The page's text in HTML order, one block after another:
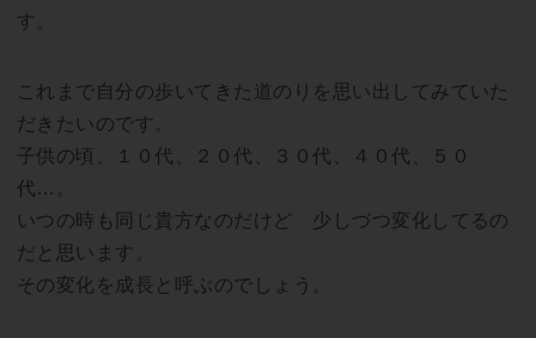
す。
これまで自分の歩いてきた道のりを思い出してみていた
だきたいのです。
子供の頃、１０代、２０代、３０代、４０代、５０
代…。
いつの時も同じ貴方なのだけど 少しづつ変化してるの
だと思います。
その変化を成長と呼ぶのでしょう。